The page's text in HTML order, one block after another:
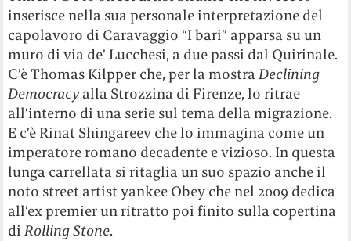
inserisce nella sua personale interpretazione del
capolavoro di Caravaggio “I bari” apparsa su un
muro di via de’ Lucchesi, a due passi dal Quirinale.
C’è Thomas Kilpper che, per la mostraDeclining
Democracy alla Strozzina di Firenze, lo ritrae
all’interno di una serie sul tema della migrazione.
E c’è Rinat Shingareev che lo immagina come un
imperatore romano decadente e vizioso. In questa
lunga carrellata si ritaglia un suo spazio anche il
noto street artist yankee Obey che nel 2009 dedica
all’ex premier un ritratto poi finito sulla copertina
diRolling Stone.